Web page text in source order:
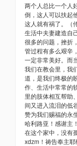
两个人总比一个人
倒，这人可以扶起
这人就有祸了。（
生活中夫妻建造自
很多的问题，挫折
管过程有多么艰辛
一定非常美好。而
我们在教会里，我
道，是我们终极的
作、生活中常常的
里的肢体相互帮助
间又进入流泪的低
赞为我们赐福的永
哈利路亚！感谢主
在这个家中，没有
xdzm！祷告奉主耶